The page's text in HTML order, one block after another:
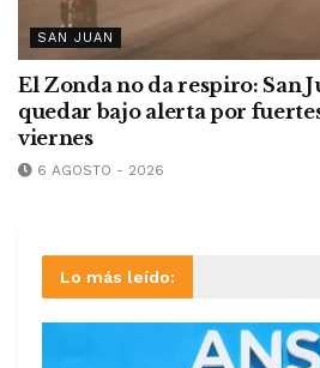
SAN JUAN
El Zonda no da respiro: San
quedar bajo alerta por
viernes
6 AGOSTO - 2026
Lo más leído: